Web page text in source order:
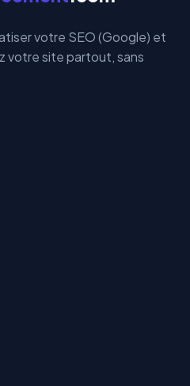
votre SEO (Google) et
votre site partout, sans